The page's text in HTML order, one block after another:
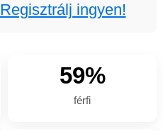
Regisztrálj ingyen!
59%
férfi